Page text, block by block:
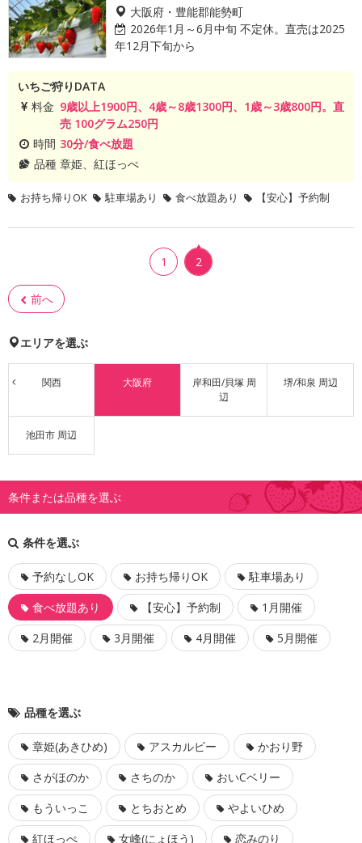
大阪府・豊能郡能勢町
2026年1月～6月中旬 不定休。直売は2025
年12月下旬から
いちご狩りDATA
料金 9歳以上1900円、4歳～8歳1300円、1歳～3歳800円。直
売 100グラム250円
時間 30分/食べ放題
品種 章姫、紅ほっぺ
お持ち帰りOK 駐車場あり 食べ放題あり 【安心】予約制
前へ
1 2
エリアを選ぶ
関西 大阪府
岸和田/貝塚 周
辺
堺/和泉 周辺
池田市 周辺
条件または品種を選ぶ
条件を選ぶ
予約なしOK お持ち帰りOK
駐車場あり
食べ放題あり
【安心】予約制
1月開催
2月開催
3月開催 4月開催 5月開催
品種を選ぶ
章姫(あきひめ) アスカルビー
かおり野
さがほのか
さちのか
おいCベリー
もういっこ
とちおとめ
やよいひめ
紅ほっぺ
女峰(にょほう) 恋みのり